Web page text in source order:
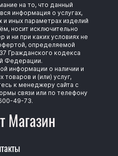
на то, что данный
информация о услугах,
и иных параметрах изделий
носит исключительно
и ни при каких условиях не
определяемой
Гражданского кодекса
Федерации.
информации о наличии и
товаров и (или) услуг,
к менеджеру сайта с
связи или по телефону
49-73.
Магазин